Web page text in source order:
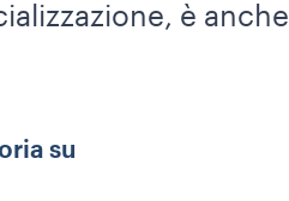
è
su